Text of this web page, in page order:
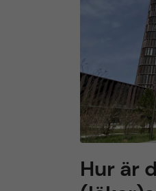
Hur är